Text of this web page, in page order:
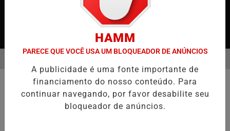
EM ALTA
MUNDO
Irã ataca Israel com drones e
HAMM
PARECE QUE VOCÊ USA UM BLOQUEADOR DE ANÚNCIOS
A publicidade é uma fonte importante de
financiamento do nosso conteúdo. Para
continuar navegando, por favor desabilite seu
bloqueador de anúncios.